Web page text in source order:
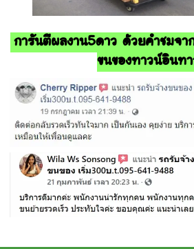
การันตีผลงาน5ดาว ด้วยคำชมจา
ขนของทาวน์อินท